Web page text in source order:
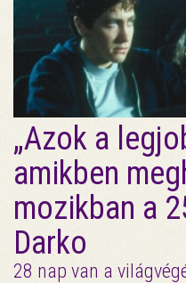
„Azok a
amikben
mozikban a
Darko
28 nap van a